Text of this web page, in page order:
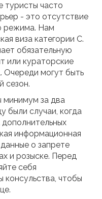
туристы часто
- это отсутствие
режима. Нам
виза категории C.
обязательную
или кураторские
Очереди могут быть
сезон.
минимум за два
были случаи, когда
дополнительных
информационная
о запрете
и розыске. Перед
себя
консульства, чтобы